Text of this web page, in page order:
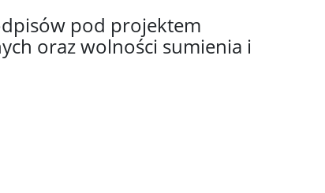
pod projektem
oraz wolności sumienia i